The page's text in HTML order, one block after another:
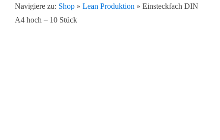
Navigiere zu: Shop» Lean Produktion » Einsteckfach DIN
A4 hoch – 10 Stück